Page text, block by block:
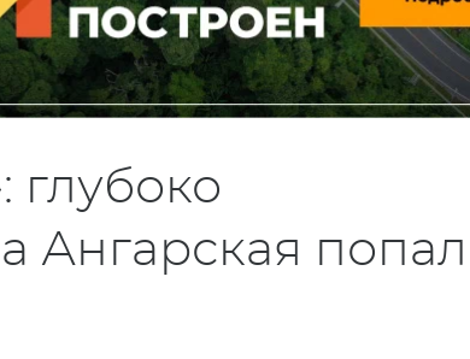
глубоко
Ангарская